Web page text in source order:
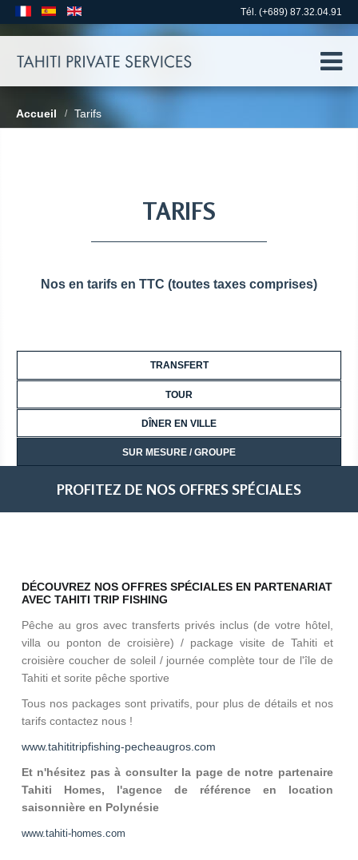
Tél. (+689) 87.32.04.91
Accueil / Tarifs
TARIFS
Nos en tarifs en TTC (toutes taxes comprises)
TRANSFERT
TOUR
DÎNER EN VILLE
SUR MESURE / GROUPE
PROFITEZ DE NOS OFFRES SPÉCIALES
DÉCOUVREZ NOS OFFRES SPÉCIALES EN PARTENARIAT
AVEC TAHITI TRIP FISHING
Pêche au gros avec transferts privés inclus (de votre hôtel,
villa ou ponton de croisière) / package visite de Tahiti et
croisière coucher de soleil / journée complète tour de l'île de
Tahiti et sorite pêche sportive
Tous nos packages sont privatifs, pour plus de détails et nos
tarifs contactez nous !
www.tahititripfishing-pecheaugros.com
Et n'hésitez pas à consulter la page de notre partenaire
Tahiti Homes, l'agence de référence en location
saisonnière en Polynésie
www.tahiti-homes.com